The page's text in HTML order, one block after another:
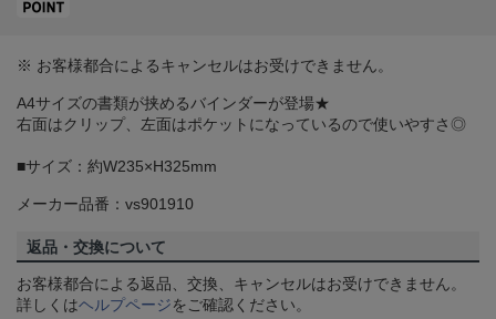
※ お客様都合によるキャンセルはお受けできません。
A4サイズの書類が挟めるバインダーが登場★
右面はクリップ、左面はポケットになっているので使いやすさ◎
■サイズ：約W235×H325mm
メーカー品番：vs901910
返品・交換について
お客様都合による返品、交換、キャンセルはお受けできません。
詳しくはヘルプページをご確認ください。